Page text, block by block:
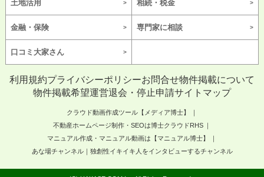
土地活用 相続・税金
金融・保険 専門家に相談
口コミ大家さん
利用規約プライバシーポリシーお問合せ物件掲載について
物件掲載希望運営退会・停止申請サイトマップ
クラウド動画作成ツール【メディア博士】
不動産ホームページ制作・SEOは博士クラウドRHS
マニュアル作成・マニュアル動画は【マニュアル博士】
あな場チャンネル｜独創性イキイキ人をインタビューするチャンネル